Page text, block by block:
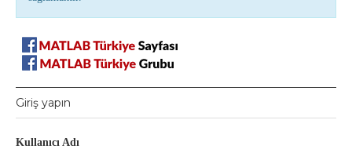
Giriş yapın
Kullanıcı Adı